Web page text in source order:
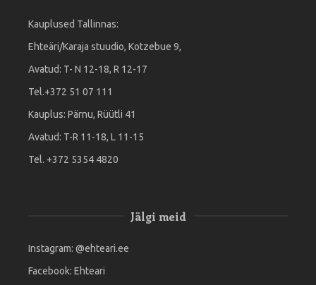
Kauplused Tallinnas:
Ehteäri/Karaja stuudio, Kotzebue 9,
Avatud: T- N 12-18, R 12-17
Tel.+372 51 07 111
Kauplus: Pärnu, Rüütli 41
Avatud: T-R 11-18, L 11-15
Tel. +372 5354 4820
Jälgi meid
Instagram: @ehteari.ee
Facebook: Ehteari